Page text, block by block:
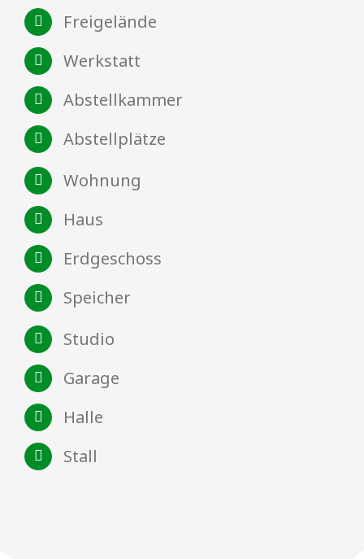
Freigelände
Werkstatt
Abstellkammer
Abstellplätze
Wohnung
Haus
Erdgeschoss
Speicher
Studio
Garage
Halle
Stall